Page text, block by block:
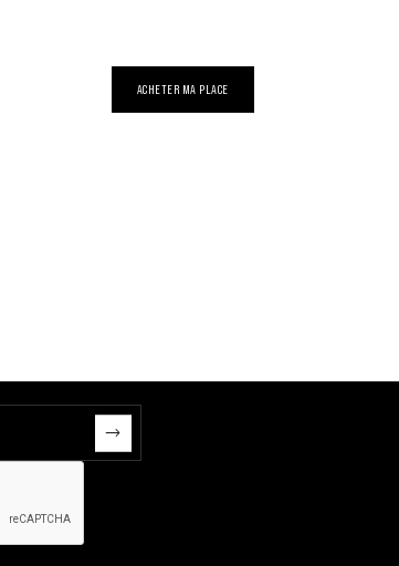
ACHETER MA PLACE